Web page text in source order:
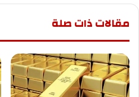
مقالات ذات صلة